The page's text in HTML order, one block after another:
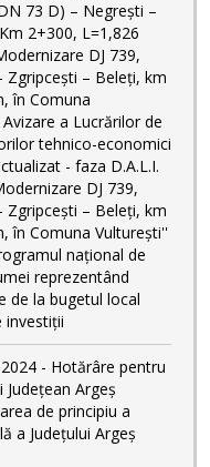
73 D) – Negrești –
2+300, L=1,826
DJ 739,
Zgripcești – Beleți, km
în Comuna
a Lucrărilor de
tehnico-economici
- faza D.A.L.I.
DJ 739,
Zgripcești – Beleți, km
în Comuna Vulturești''
național de
reprezentând
de la bugetul local
investiții
- Hotărâre pentru
Argeș
de principiu a
a Județului Argeș